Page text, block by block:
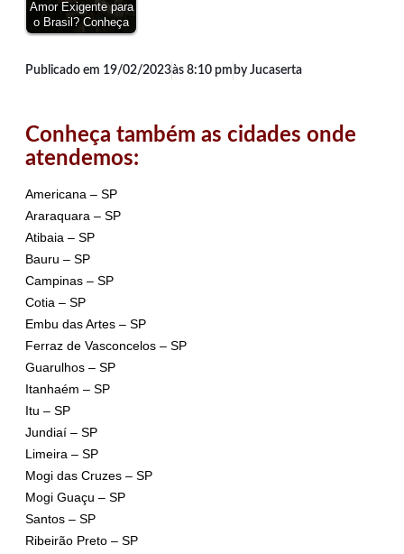
Amor Exigente para
o Brasil? Conheça
Publicado em 19/02/2023às 8:10 pm by Jucaserta
Conheça também as cidades onde
atendemos:
Americana – SP
Araraquara – SP
Atibaia – SP
Bauru – SP
Campinas – SP
Cotia – SP
Embu das Artes – SP
Ferraz de Vasconcelos – SP
Guarulhos – SP
Itanhaém – SP
Itu – SP
Jundiaí – SP
Limeira – SP
Mogi das Cruzes – SP
Mogi Guaçu – SP
Santos – SP
Ribeirão Preto – SP